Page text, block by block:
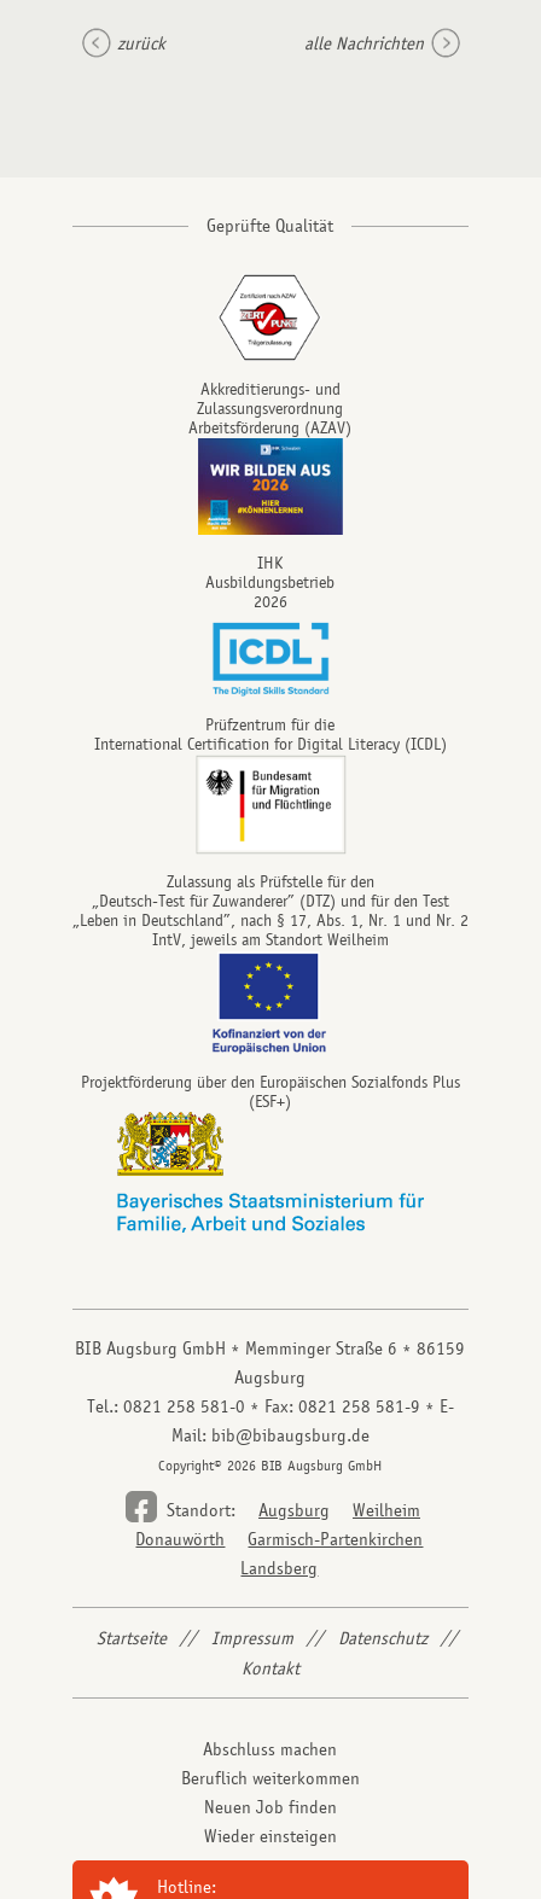
zurück alle Nachrichten
Akkreditierungs- und
Zulassungsverordnung
Arbeitsförderung (AZAV)
IHK
Ausbildungsbetrieb
2026
Prüfzentrum für die
International Certification for Digital Literacy (ICDL)
Zulassung als Prüfstelle für den
„Deutsch-Test für Zuwanderer” (DTZ) und für den Test
„Leben in Deutschland”, nach § 17, Abs. 1, Nr. 1 und Nr. 2
IntV, jeweils am Standort Weilheim
Projektförderung über den Europäischen Sozialfonds Plus
(ESF+)
BIB Augsburg GmbH Memminger Straße 6
86159
Augsburg
Tel.: 0821 258 581-0
Fax: 0821 258 581-9
E-
Mail: bib@bibaugsburg.de
Copyright© 2026 BIB Augsburg GmbH
Standort: Augsburg
Weilheim
Donauwörth
Garmisch-Partenkirchen
Landsberg
Startseite Impressum
Datenschutz
Kontakt
Abschluss machen
Beruflich weiterkommen
Neuen Job finden
Wieder einsteigen
Hotline: